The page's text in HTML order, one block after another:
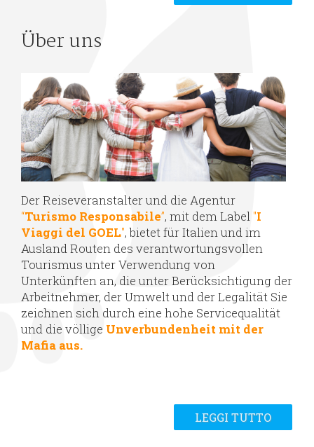
Über uns
Der Reiseveranstalter und die Agentur
“Turismo Responsabile”, mit dem Label "I
Viaggi del GOEL", bietet für Italien und im
Ausland Routen des verantwortungsvollen
Tourismus unter Verwendung von
Unterkünften an, die unter Berücksichtigung der
Arbeitnehmer, der Umwelt und der Legalität Sie
zeichnen sich durch eine hohe Servicequalität
und die völlige Unverbundenheit mit der
Mafia aus.
LEGGI TUTTO